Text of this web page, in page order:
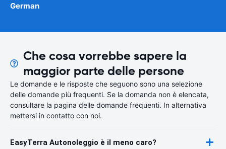
German
Che cosa vorrebbe sapere la
maggior parte delle persone
Le domande e le risposte che seguono sono una selezione
delle domande più frequenti. Se la domanda non è elencata,
consultare la pagina delle domande frequenti. In alternativa
mettersi in contatto con noi.
EasyTerra Autonoleggio è il meno caro?